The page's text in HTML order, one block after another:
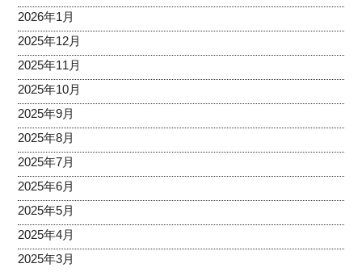
2026年1月
2025年12月
2025年11月
2025年10月
2025年9月
2025年8月
2025年7月
2025年6月
2025年5月
2025年4月
2025年3月